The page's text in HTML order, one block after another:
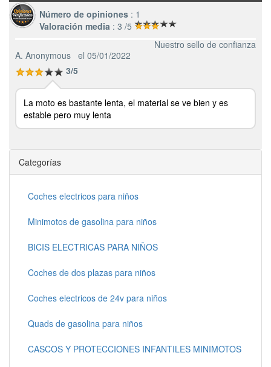
Número de opiniones : 1
Valoración media : 3 /5
Nuestro sello de confianza
A. Anonymous el 05/01/2022
3/5
La moto es bastante lenta, el material se ve bien y es
estable pero muy lenta
Categorías
Coches electricos para niños
Minimotos de gasolina para niños
BICIS ELECTRICAS PARA NIÑOS
Coches de dos plazas para niños
Coches electricos de 24v para niños
Quads de gasolina para niños
CASCOS Y PROTECCIONES INFANTILES MINIMOTOS